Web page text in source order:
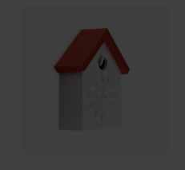
MillerKnoll